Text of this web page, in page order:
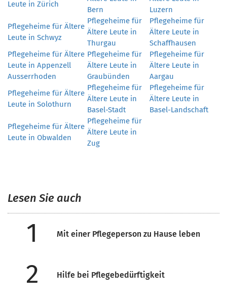
Leute in Zürich
Bern
Luzern
Pflegeheime für Ältere
Leute in Schwyz
Pflegeheime für
Ältere Leute in
Thurgau
Pflegeheime für
Ältere Leute in
Schaffhausen
Pflegeheime für Ältere
Leute in Appenzell
Ausserrhoden
Pflegeheime für
Ältere Leute in
Graubünden
Pflegeheime für
Ältere Leute in
Aargau
Pflegeheime für Ältere
Leute in Solothurn
Pflegeheime für
Ältere Leute in
Basel-Stadt
Pflegeheime für
Ältere Leute in
Basel-Landschaft
Pflegeheime für Ältere
Leute in Obwalden
Pflegeheime für
Ältere Leute in
Zug
Lesen Sie auch
1 Mit einer Pflegeperson zu Hause leben
2 Hilfe bei Pflegebedürftigkeit